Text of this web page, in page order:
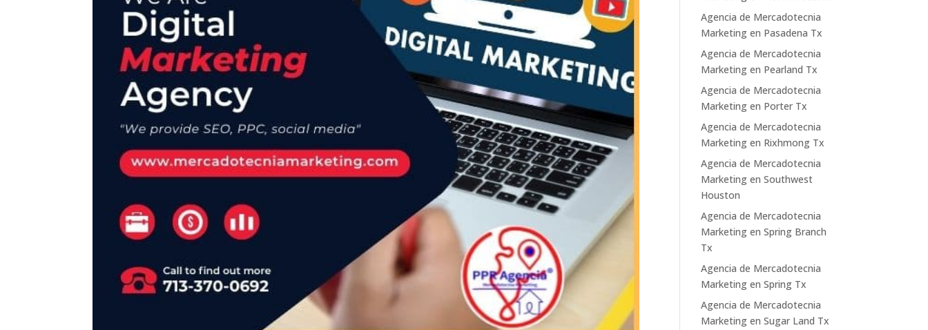
Agencia de Mercadotecnia
Marketing en Pasadena Tx
Agencia de Mercadotecnia
Marketing en Pearland Tx
Agencia de Mercadotecnia
Marketing en Porter Tx
Agencia de Mercadotecnia
Marketing en Rixhmong Tx
Agencia de Mercadotecnia
Marketing en Southwest
Houston
Agencia de Mercadotecnia
Marketing en Spring Branch
Tx
Agencia de Mercadotecnia
Marketing en Spring Tx
Agencia de Mercadotecnia
Marketing en Sugar Land Tx